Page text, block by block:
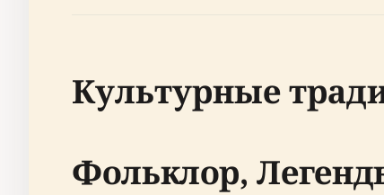
Культурные
Фольклор,